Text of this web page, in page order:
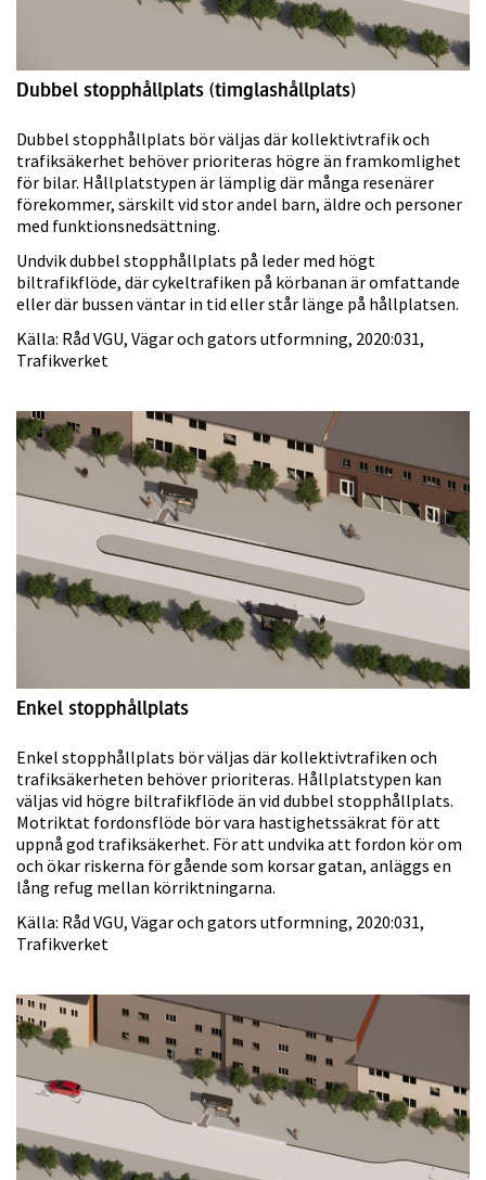
Dubbel stopphållplats (timglashållplats)
Dubbel stopphållplats bör väljas där kollektivtrafik och
trafiksäkerhet behöver prioriteras högre än framkomlighet
för bilar. Hållplatstypen är lämplig där många resenärer
förekommer, särskilt vid stor andel barn, äldre och personer
med funktionsnedsättning.
Undvik dubbel stopphållplats på leder med högt
biltrafikflöde, där cykeltrafiken på körbanan är omfattande
eller där bussen väntar in tid eller står länge på hållplatsen.
Källa: Råd VGU, Vägar och gators utformning, 2020:031,
Trafikverket
Enkel stopphållplats
Enkel stopphållplats bör väljas där kollektivtrafiken och
trafiksäkerheten behöver prioriteras. Hållplatstypen kan
väljas vid högre biltrafikflöde än vid dubbel stopphållplats.
Motriktat fordonsflöde bör vara hastighetssäkrat för att
uppnå god trafiksäkerhet. För att undvika att fordon kör om
och ökar riskerna för gående som korsar gatan, anläggs en
lång refug mellan körriktningarna.
Källa: Råd VGU, Vägar och gators utformning, 2020:031,
Trafikverket